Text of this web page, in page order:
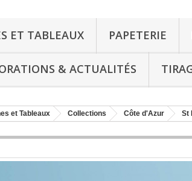
ET TABLEAUX PAPETERIE
& ACTUALITÉS
et Tableaux Collections Côte d'Azur St